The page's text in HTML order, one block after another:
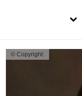
© Copyright: